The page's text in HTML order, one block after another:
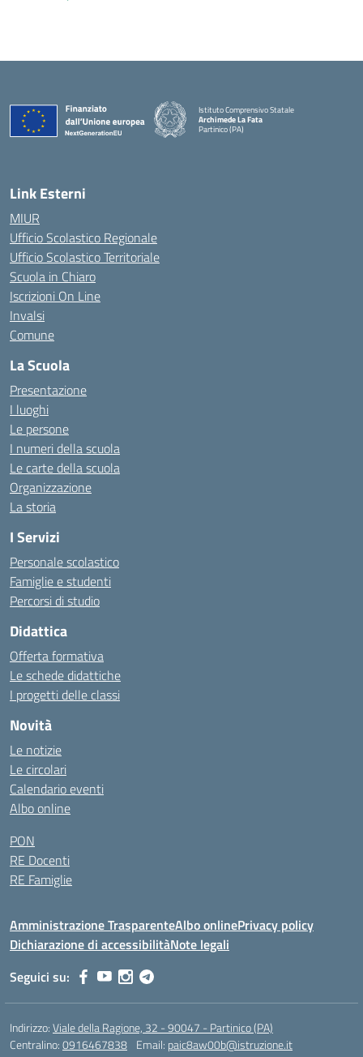
Istituto Comprensivo Statale
Archimede La Fata
Partinico (PA)
Link Esterni
MIUR
Ufficio Scolastico Regionale
Ufficio Scolastico Territoriale
Scuola in Chiaro
Iscrizioni On Line
Invalsi
Comune
La Scuola
Presentazione
I luoghi
Le persone
I numeri della scuola
Le carte della scuola
Organizzazione
La storia
I Servizi
Personale scolastico
Famiglie e studenti
Percorsi di studio
Didattica
Offerta formativa
Le schede didattiche
I progetti delle classi
Novità
Le notizie
Le circolari
Calendario eventi
Albo online
PON
RE Docenti
RE Famiglie
Amministrazione TrasparenteAlbo onlinePrivacy policy
Dichiarazione di accessibilitàNote legali
Seguici su:
Indirizzo:Viale della Ragione, 32 - 90047 - Partinico (PA)
Centralino:0916467838 Email: paic8aw00b@istruzione.it